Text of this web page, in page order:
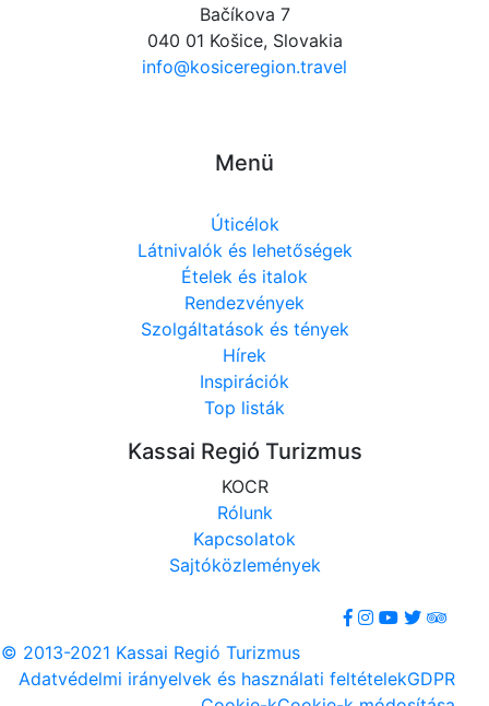
Bačíkova 7
040 01 Košice, Slovakia
info@kosiceregion.travel
Menü
Úticélok
Látnivalók és lehetőségek
Ételek és italok
Rendezvények
Szolgáltatások és tények
Hírek
Inspirációk
Top listák
Kassai Regió Turizmus
KOCR
Rólunk
Kapcsolatok
Sajtóközlemények
© 2013-2021 Kassai Regió Turizmus
Adatvédelmi irányelvek és használati feltételekGDPR